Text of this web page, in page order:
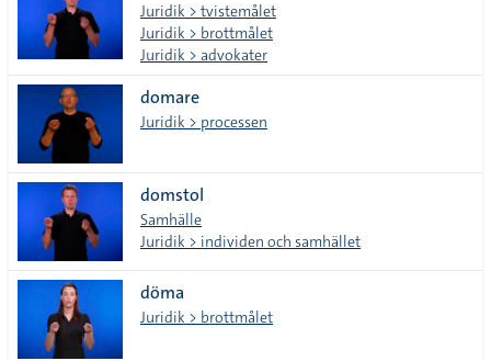
Juridik > tvistemålet
Juridik > brottmålet
Juridik > advokater
domare
Juridik > processen
domstol
Samhälle
Juridik > individen och samhället
döma
Juridik > brottmålet